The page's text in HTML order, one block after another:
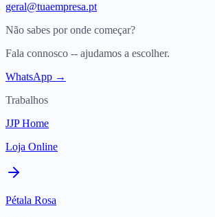
geral@tuaempresa.pt
Não sabes por onde começar?
Fala connosco -- ajudamos a escolher.
WhatsApp →
Trabalhos
JJP Home
Loja Online
Pétala Rosa